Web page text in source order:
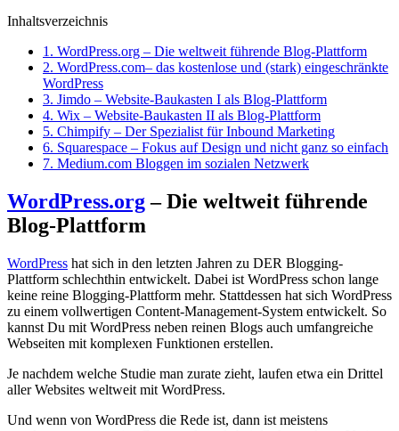
Inhaltsverzeichnis
1. WordPress.org – Die weltweit führende Blog-Plattform
2. WordPress.com– das kostenlose und (stark) eingeschränkte
WordPress
3. Jimdo – Website-Baukasten I als Blog-Plattform
4. Wix – Website-Baukasten II als Blog-Plattform
5. Chimpify – Der Spezialist für Inbound Marketing
6. Squarespace – Fokus auf Design und nicht ganz so einfach
7. Medium.com Bloggen im sozialen Netzwerk
WordPress.org– Die weltweit führende
Blog-Plattform
WordPress hat sich in den letzten Jahren zu DER Blogging-
Plattform schlechthin entwickelt. Dabei ist WordPress schon lange
keine reine Blogging-Plattform mehr. Stattdessen hat sich WordPress
zu einem vollwertigen Content-Management-System entwickelt. So
kannst Du mit WordPress neben reinen Blogs auch umfangreiche
Webseiten mit komplexen Funktionen erstellen.
Je nachdem welche Studie man zurate zieht, laufen etwa ein Drittel
aller Websites weltweit mit WordPress.
Und wenn von WordPress die Rede ist, dann ist meistens